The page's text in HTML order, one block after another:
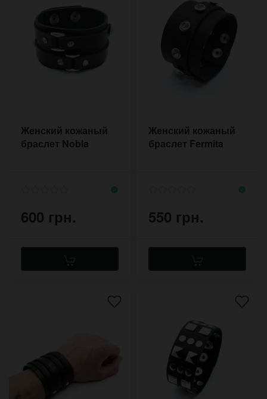
Женский кожаный
браслет Nobla
600 грн.
Женский кожаный
браслет Fermita
550 грн.